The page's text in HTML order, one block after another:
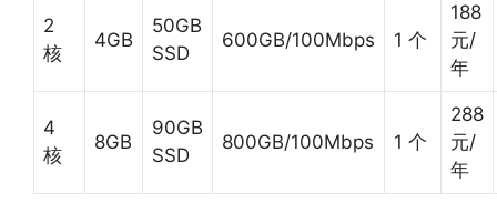
2
核
4GB
50GB
SSD
600GB/100Mbps 1 个
188
元/
年
4
核
8GB
90GB
SSD
800GB/100Mbps 1 个
288
元/
年